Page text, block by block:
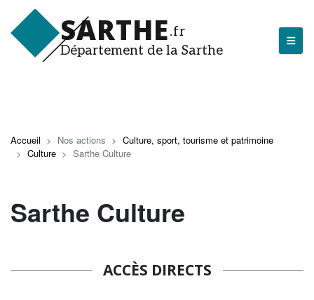
au
contenu
principal
SARTHE.fr
Département de la Sarthe
Les actualités du Département
J'arrive en Sarthe
Entreprendre en Sarthe
Que faire en Sarthe ?
Accueil Nos actions
Culture, sport, tourisme et patrimoine
Culture
Sarthe Culture
Sarthe Culture
ACCÈS DIRECTS